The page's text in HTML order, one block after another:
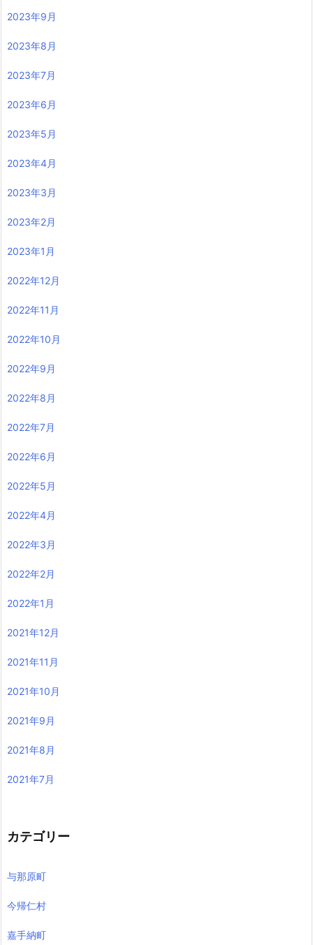
2023年9月
2023年8月
2023年7月
2023年6月
2023年5月
2023年4月
2023年3月
2023年2月
2023年1月
2022年12月
2022年11月
2022年10月
2022年9月
2022年8月
2022年7月
2022年6月
2022年5月
2022年4月
2022年3月
2022年2月
2022年1月
2021年12月
2021年11月
2021年10月
2021年9月
2021年8月
2021年7月
カテゴリー
与那原町
今帰仁村
嘉手納町